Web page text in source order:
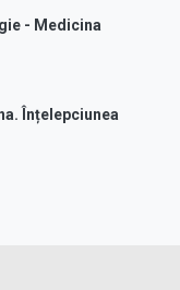
- Medicina
Înțelepciunea